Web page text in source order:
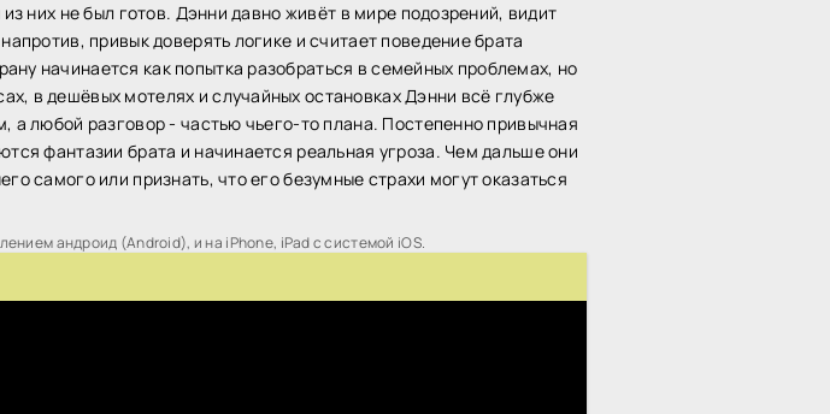
них не был готов. Дэнни давно живёт в мире подозрений, видит
привык доверять логике и считает поведение брата
начинается как попытка разобраться в семейных проблемах, но
в дешёвых мотелях и случайных остановках Дэнни всё глубже
а любой разговор - частью чьего-то плана. Постепенно привычная
фантазии брата и начинается реальная угроза. Чем дальше они
самого или признать, что его безумные страхи могут оказаться
андроид (Android), и на iPhone, iPad с системой iOS.